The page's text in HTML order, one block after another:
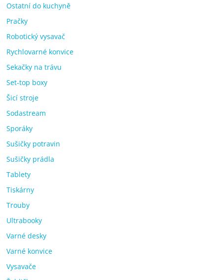
Ostatní do kuchyně
Pračky
Robotický vysavač
Rychlovarné konvice
Sekačky na trávu
Set-top boxy
Šicí stroje
Sodastream
Sporáky
Sušičky potravin
Sušičky prádla
Tablety
Tiskárny
Trouby
Ultrabooky
Varné desky
Varné konvice
Vysavače